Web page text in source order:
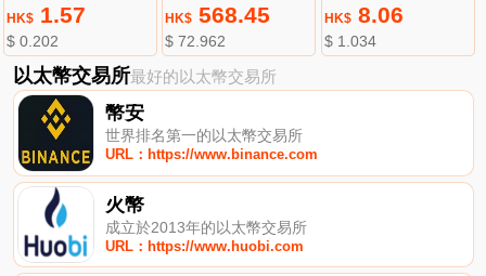
HK$1.57
$ 0.202
HK$ 568.45
$ 72.962
HK$8.06
$ 1.034
以太幣交易所最好的以太幣交易所
幣安
世界排名第一的以太幣交易所
URL：https://www.binance.com
火幣
成立於2013年的以太幣交易所
URL：https://www.huobi.com